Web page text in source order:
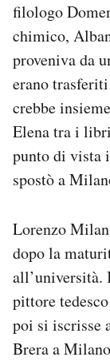
filologo
chimico,
proveniva da
erano
crebbe
Elena tra i
punto di vista
spostò a
Lorenzo
dopo la
all’università.
pittore
poi si iscrisse
Brera a